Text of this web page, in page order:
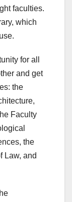
faculties.
which
for all
and get
the
Faculty
the
Law, and